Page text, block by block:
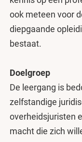
ook meteen voor
diepgaande
bestaat.
Doelgroep
De leergang is
zelfstandige
overheidsjuristen
macht die zich